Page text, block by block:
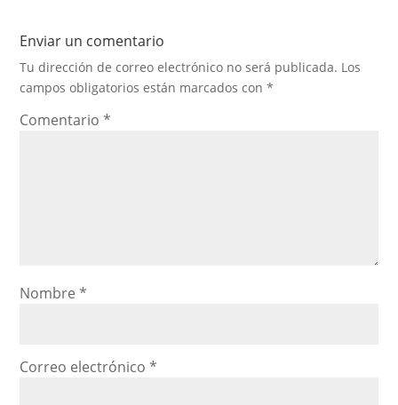
Enviar un comentario
Tu dirección de correo electrónico no será publicada. Los
campos obligatorios están marcados con*
Comentario*
Nombre*
Correo electrónico*